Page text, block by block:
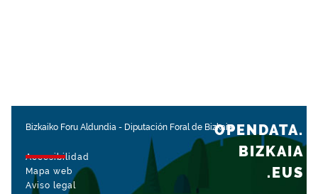
Bizkaiko Foru Aldundia - Diputación Foral de Bizkaia
Accesibilidad
Mapa web
Aviso legal
OPENDATA.
BIZKAIA
.EUS